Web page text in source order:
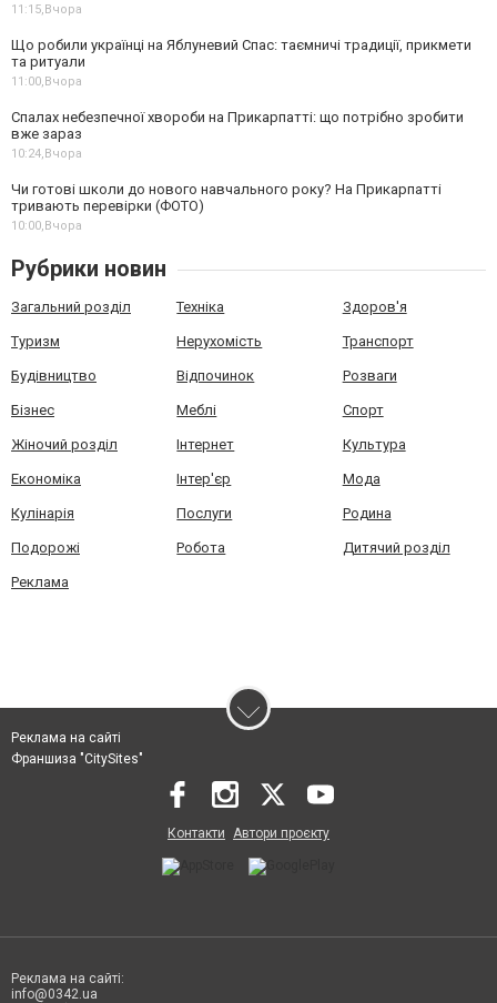
11:15, Вчора
Що робили українці на Яблуневий Спас: таємничі традиції, прикмети
та ритуали
11:00, Вчора
Спалах небезпечної хвороби на Прикарпатті: що потрібно зробити
вже зараз
10:24, Вчора
Чи готові школи до нового навчального року? На Прикарпатті
тривають перевірки (ФОТО)
10:00, Вчора
Рубрики новин
Загальний розділ Техніка Здоров'я
Туризм Нерухомість Транспорт
Будівництво Відпочинок Розваги
Бізнес Меблі Спорт
Жіночий розділ Інтернет Культура
Економіка Інтер'єр Мода
Кулінарія Послуги Родина
Подорожі Робота Дитячий розділ
Реклама
Реклама на сайті
Франшиза "CitySites"
Контакти Автори проєкту
Реклама на сайті:
info@0342.ua